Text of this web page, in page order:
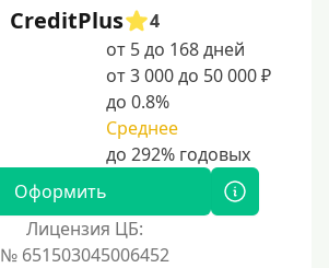
CreditPlus
4
от 5 до 168 дней
от 3 000 до 50 000 ₽
до 0.8%
Среднее
Оформить
Лицензия ЦБ:
№ 651503045006452